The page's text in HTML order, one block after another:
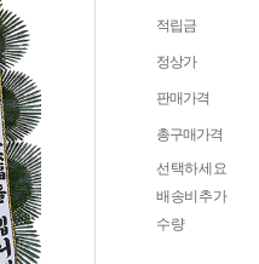
적립금
정상가
판매가격
총구매가격
선택하세요
배송비추가
수량